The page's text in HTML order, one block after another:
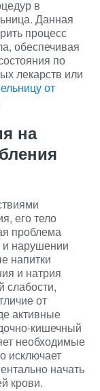
в
Данная
процесс
обеспечивая
по
лекарств или
от
на
его тело
проблема
и нарушении
напитки
и натрия
слабости,
от
активные
кишечный
необходимые
исключает
начать
крови.